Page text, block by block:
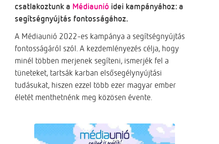
csatlakoztunk a Médiaunió idei kampányához: a
segítségnyújtás fontosságához.
A Médiaunió 2022-es kampánya a segítségnyújtás
fontosságáról szól. A kezdemlényezés célja, hogy
minél többen merjenek segíteni, ismerjék fel a
tüneteket, tartsák karban elsősegélynyújtási
tudásukat, hiszen ezzel több ezer magyar ember
életét menthetnénk meg közösen évente.